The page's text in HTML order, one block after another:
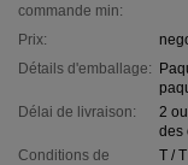
commande min:
Prix:
Détails d'emballage:
Délai de livraison:
2
des
Conditions de
T /